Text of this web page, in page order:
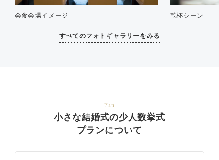
会食会場イメージ 乾杯シーン
すべてのフォトギャラリーをみる
Plan
小さな結婚式の少人数挙式
プランについて